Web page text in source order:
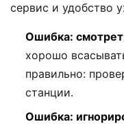
сервис и удобство
Ошибка:
хорошо
правильно:
станции.
Ошибка: